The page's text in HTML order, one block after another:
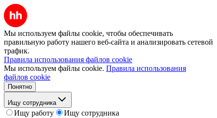
Мы используем файлы cookie, чтобы обеспечивать
правильную работу нашего веб-сайта и анализировать сетевой
трафик.
Правила использования файлов cookie
Мы используем файлы cookie. Правила использования
файлов cookie
Понятно
Ищу сотрудника
Ищу работу
Ищу сотрудника